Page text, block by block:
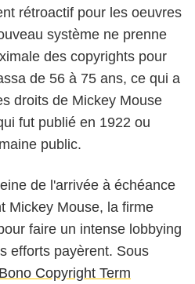
rétroactif pour les oeuvres
système ne prenne
des copyrights pour
de 56 à 75 ans, ce qui a
droits de Mickey Mouse
fut publié en 1922 ou
public.
de l'arrivée à échéance
Mickey Mouse, la firme
faire un intense lobbying
efforts payèrent. Sous
Copyright Term